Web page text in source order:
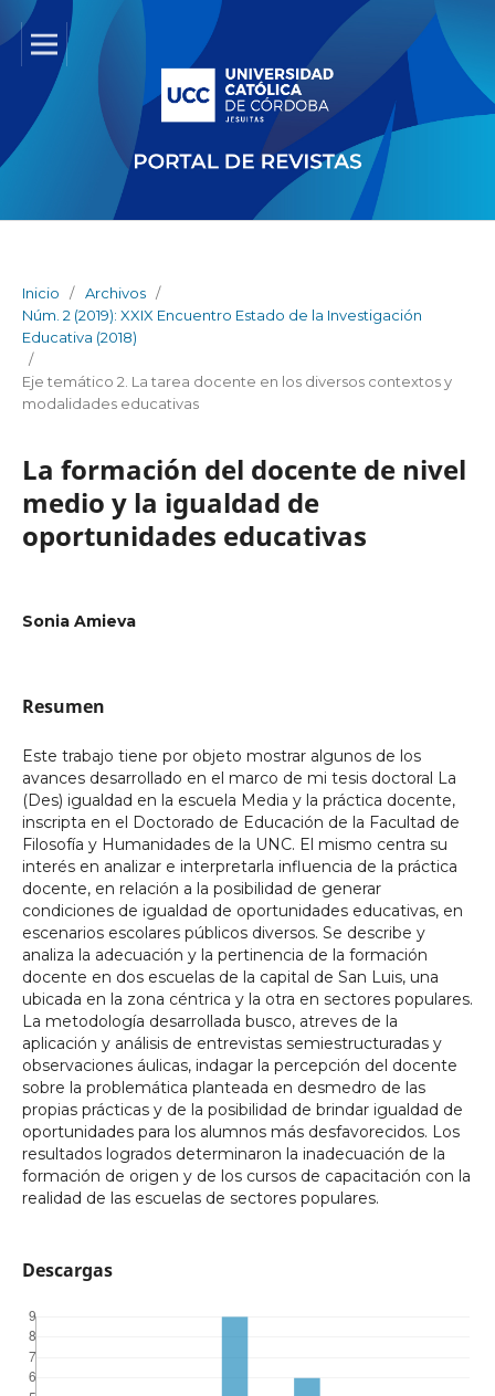
Inicio / Archivos /
Núm. 2 (2019): XXIX Encuentro Estado de la Investigación
Educativa (2018)
/
Eje temático 2. La tarea docente en los diversos contextos y
modalidades educativas
La formación del docente de nivel
medio y la igualdad de
oportunidades educativas
Sonia Amieva
Resumen
Este trabajo tiene por objeto mostrar algunos de los
avances desarrollado en el marco de mi tesis doctoral La
(Des) igualdad en la escuela Media y la práctica docente,
inscripta en el Doctorado de Educación de la Facultad de
Filosofía y Humanidades de la UNC. El mismo centra su
interés en analizar e interpretarla influencia de la práctica
docente, en relación a la posibilidad de generar
condiciones de igualdad de oportunidades educativas, en
escenarios escolares públicos diversos. Se describe y
analiza la adecuación y la pertinencia de la formación
docente en dos escuelas de la capital de San Luis, una
ubicada en la zona céntrica y la otra en sectores populares.
La metodología desarrollada busco, atreves de la
aplicación y análisis de entrevistas semiestructuradas y
observaciones áulicas, indagar la percepción del docente
sobre la problemática planteada en desmedro de las
propias prácticas y de la posibilidad de brindar igualdad de
oportunidades para los alumnos más desfavorecidos. Los
resultados logrados determinaron la inadecuación de la
formación de origen y de los cursos de capacitación con la
realidad de las escuelas de sectores populares.
Descargas